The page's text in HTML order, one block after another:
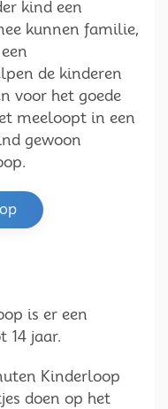
kind een
kunnen familie,
de kinderen
voor het goede
meeloopt in een
gewoon
is er een
14 jaar.
Kinderloop
doen op het